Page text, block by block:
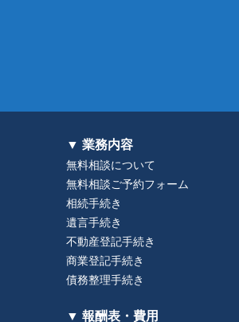
▼ 業務内容
無料相談について
無料相談ご予約フォーム
相続手続き
遺言手続き
不動産登記手続き
商業登記手続き
債務整理手続き
▼ 報酬表・費用